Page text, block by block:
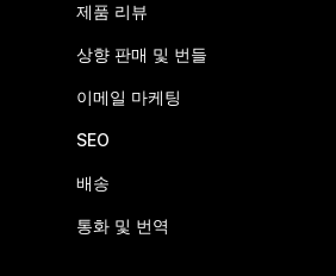
제품 리뷰
상향 판매 및 번들
이메일 마케팅
SEO
배송
통화 및 번역